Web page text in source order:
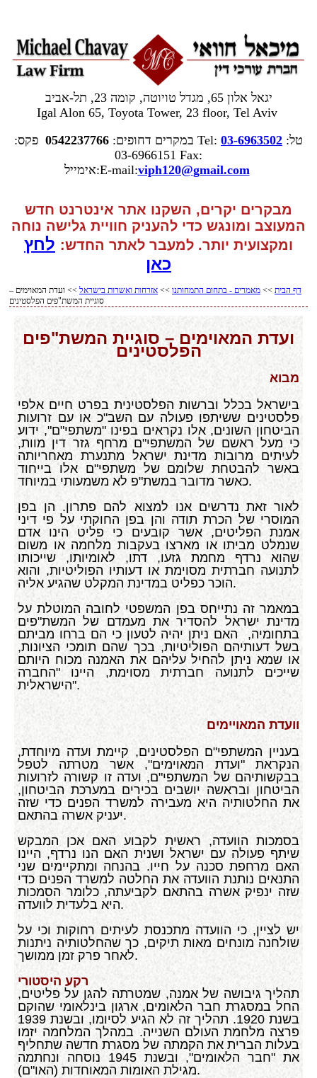
יגאל אלון 65, מגדל טויוטה, קומה 23, תל-אביב
Igal Alon 65, Toyota Tower, 23 floor, Tel Aviv
טל: 03-6963502
Tel: במקרים דחופים: 0542237766 פקס:
Fax:
אימייל:E-mail:viph120@gmail.com
מבקרים יקרים, השקנו אתר אינטרנט חדש
המעוצב ומונגש כדי להעניק חוויית גלישה נוחה
ומקצועית יותר. למעבר לאתר החדש: לחץ
כאן
דף הבית >> מאמרים - בתחום התמחותנו >> אזרחות ואשרות בישראל >> ועדת המאוימים –
סוגיית המשת"פים הפלסטינים
ועדת המאוימים – סוגיית המשת"פים
הפלסטינים
מבוא
בישראל בכלל וברשות הפלסטינית בפרט חיים אלפי
פלסטינים ששיתפו פעולה עם השב"כ או עם זרועות
הביטחון השונים, אלו נקראים בפינו "משתפי"ם", ידוע
כי מעל ראשם של המשתפי"ם מרחף גזר דין מוות,
לעיתים מרובות מדינת ישראל מתנערת מאחריותה
באשר להבטחת שלומם של משתפי"ם אלו בייחוד
כאשר מדובר במשת"פ לא משמעותי במיוחד.
לאור זאת נדרשים אנו למצוא להם פתרון. הן בפן
המוסרי של הכרת תודה והן בפן החוקתי על פי דיני
אמנת הפליטים, אשר קובעים כי פליט הינו אדם
שנמלט מביתו או מארצו בעקבות מלחמה או משום
שהוא נרדף מחמת גזעו, דתו, לאומיותו, שייכותו
לתנועה חברתית מסוימת או דעותיו הפוליטיות, והוא
הוכר כפליט במדינת המקלט שהגיע אליה.
במאמר זה נתייחס בפן המשפטי לחובה המוטלת על
מדינת ישראל להסדיר את מעמדם של המשת"פים
בתחומיה, האם ניתן יהיה לטעון כי הם ברחו מביתם
בשל דעותיהם הפוליטיות, בכך שהם תומכי הציונות,
או שמא ניתן להחיל עליהם את האמנה מכוח היותם
שייכים לתנועה חברתית מסוימת, היינו "החברה
הישראלית".
וועדת המאויימים
בעניין המשתפי"ם הפלסטינים, קיימת ועדה מיוחדת,
הנקראת "ועדת המאוימים", אשר מטרתה לטפל
בבקשותיהם של המשתפי"ם, ועדה זו קשורה לזרועות
הביטחון ובראשה יושבים בכירים במערכת הביטחון,
את החלטותיה היא מעבירה למשרד הפנים כדי שזה
יעניק אשרה בהתאם.
בסמכות הוועדה, ראשית לקבוע האם אכן המבקש
שיתף פעולה עם ישראל ושנית האם הנו נרדף, היינו
האם מרחפת סכנה על חייו. בהנחה ומתקיימים שני
התנאים נותנת הוועדה את החלטה למשרד הפנים כדי
שזה ינפיק אשרה בהתאם לקביעתה, כלומר הסמכות
היא בלעדית לוועדה.
יש לציין, כי הוועדה מתכנסת לעיתים רחוקות וכי על
שולחנה מונחים מאות תיקים, כך שהחלטותיה ניתנות
לאחר פרק זמן ממושך.
רקע היסטורי
תהליך גיבושה של אמנה, שמטרתה להגן על פליטים,
החל במסגרת חבר הלאומים, ארגון בינלאומי שהוקם
בשנת 1920. תהליך זה לא הגיע לסיומו, ובשנת 1939
פרצה מלחמת העולם השנייה. במהלך המלחמה יזמו
בעלות הברית את הקמתה של מסגרת חדשה שתחליף
את "חבר הלאומים", ובשנת 1945 נוסחה ונחתמה
מגילת האומות המאוחדות (האו"ם).